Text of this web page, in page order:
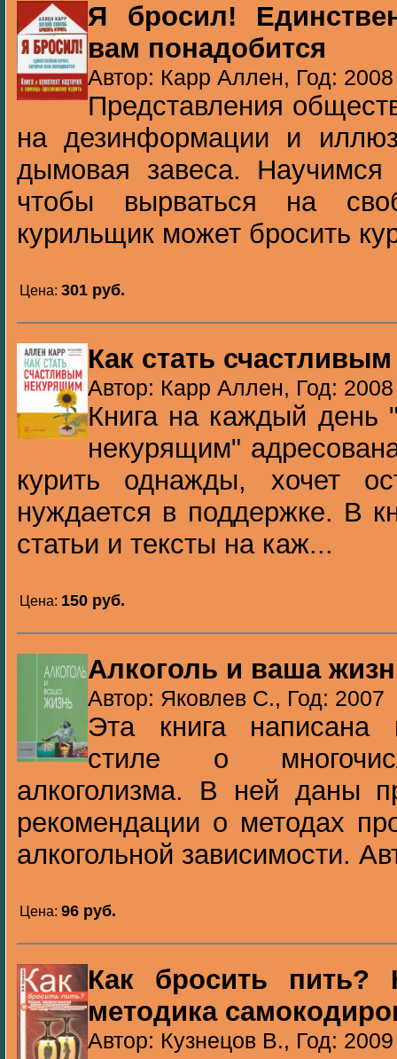
Я бросил!
вам понадобится
Автор: Карр Аллен, Год: 2008
Представления
на дезинформации и
дымовая завеса. Научимся
чтобы вырваться на
курильщик может бросить
Цена: 301 pуб.
Как стать
Автор: Карр Аллен, Год: 2008
Книга на каждый день
некурящим"
курить однажды, хочет
нуждается в поддержке. В
статьи и тексты на каж...
Цена: 150 pуб.
Алкоголь и ваша
Автор: Яковлев С., Год: 2007
Эта книга написана
стиле о
алкоголизма. В ней даны
рекомендации о методах
алкогольной зависимости.
Цена: 96 pуб.
Как бросить пить?
методика
Автор: Кузнецов В., Год: 2009